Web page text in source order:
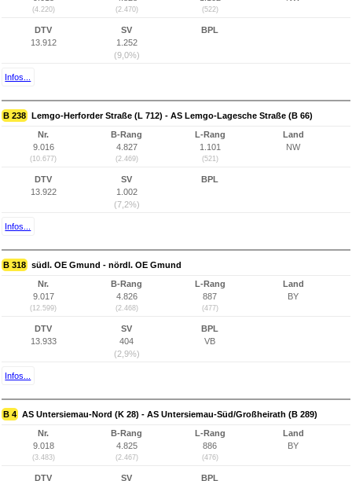
(4.220) (2.470) (522)
DTV
13.912
SV
1.252
(9,0%)
BPL
Infos...
B 238 Lemgo-Herforder Straße (L 712) - AS Lemgo-Lagesche Straße (B 66)
Nr.
9.016
(10.677)
B-Rang
4.827
(2.469)
L-Rang
1.101
(521)
Land
NW
DTV
13.922
SV
1.002
(7,2%)
BPL
Infos...
B 318 südl. OE Gmund - nördl. OE Gmund
Nr.
9.017
(12.599)
B-Rang
4.826
(2.468)
L-Rang
887
(477)
Land
BY
DTV
13.933
SV
404
(2,9%)
BPL
VB
Infos...
B 4 AS Untersiemau-Nord (K 28) - AS Untersiemau-Süd/Großheirath (B 289)
Nr.
9.018
(3.483)
B-Rang
4.825
(2.467)
L-Rang
886
(476)
Land
BY
DTV
SV
BPL